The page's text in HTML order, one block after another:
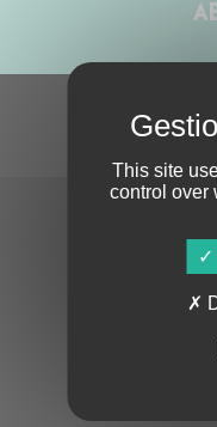
En cochant cette
This site
control over